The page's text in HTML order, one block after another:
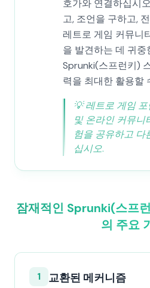
호가와 연결하십시
고, 조언을 구하고,
레트로 게임 커뮤니
을 발견하는 데 귀중
Sprunki(스프런키)
력을 최대한 활용할
💡레트로 게임
및 온라인 커뮤니
험을 공유하고 다
십시오.
잠재적인 Sprunki(스프
의 주요
1 교환된 메커니즘